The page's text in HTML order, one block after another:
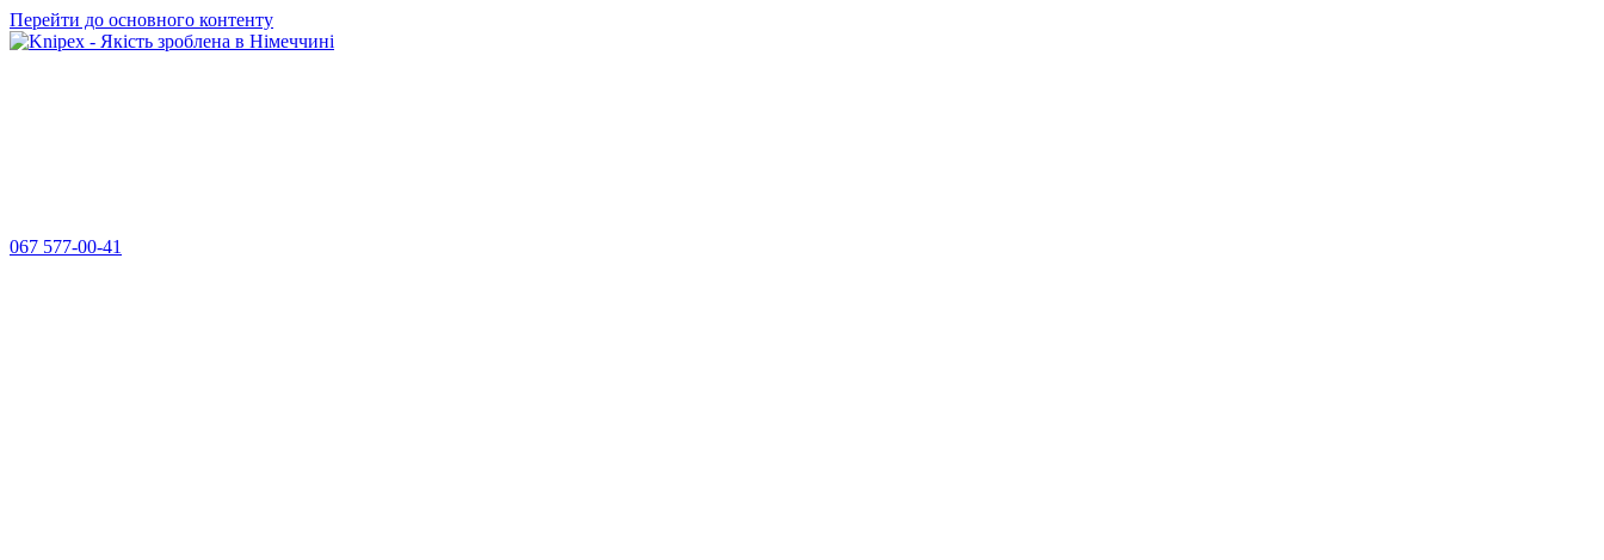
Перейти до основного контенту
067 577-00-41